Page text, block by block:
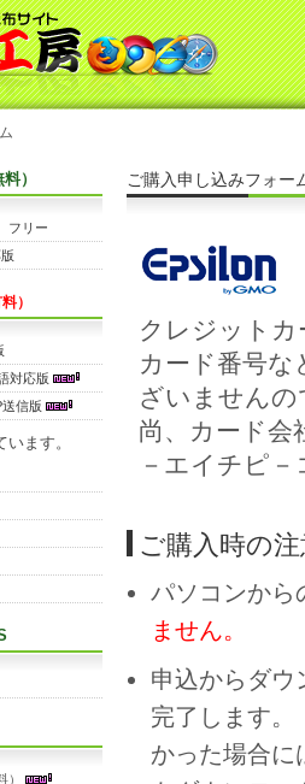
ご購入申し込みフォー
クレジット
カード番号
ざいません
尚、カード会
－エイチピ
ご購入時の
パソコンから
ません。
申込からダウ
完了します。
かった場合に
）
フリー
）
対応版
送信版
ます。
）